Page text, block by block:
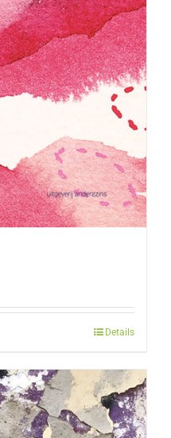
Details